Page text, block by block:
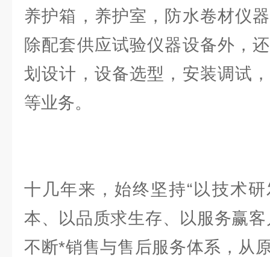
养护箱，养护室，防水卷材仪
除配套供应试验仪器设备外，
划设计，设备选型，安装调试
等业务。
十几年来，始终坚持“以技术
本、以品质求生存、以服务赢
不断*销售与售后服务体系，从